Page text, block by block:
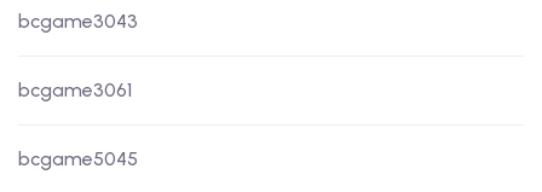
bcgame3043
bcgame3061
bcgame5045